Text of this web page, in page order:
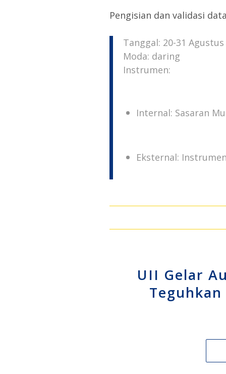
Pengisian dan validasi
Tanggal: 20-31 Agustus
Moda: daring
Instrumen:
Internal: Sasaran
Eksternal:
UII Gelar